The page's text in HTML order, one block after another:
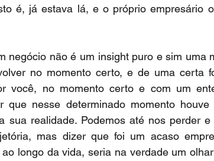
é, já estava lá, e o próprio empresário
negócio não é um insight puro e sim uma
no momento certo, e de uma certa
você, no momento certo e com um
que nesse determinado momento
sua realidade. Podemos até nos perder
mas dizer que foi um acaso
longo da vida, seria na verdade um